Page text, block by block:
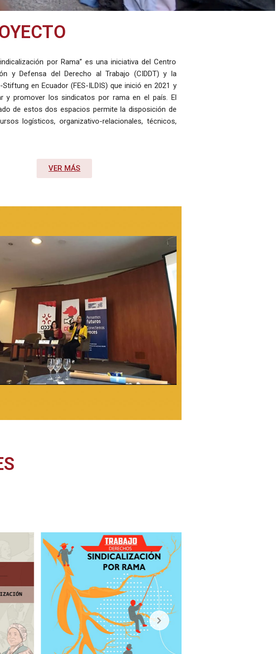
por Rama” es una iniciativa del Centro
y Defensa del Derecho al Trabajo (CIDDT) y la
Stiftung en Ecuador (FES-ILDIS) que inició en 2021 y
y promover los sindicatos por rama en el país. El
de estos dos espacios permite la disposición de
logísticos, organizativo-relacionales, técnicos,
VER MÁS